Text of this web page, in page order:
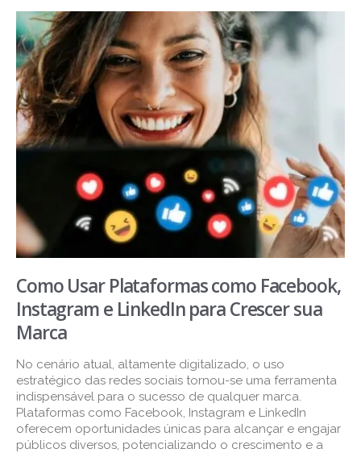
Como Usar Plataformas como Facebook,
Instagram e LinkedIn para Crescer sua
Marca
No cenário atual, altamente digitalizado, o uso
estratégico das redes sociais tornou-se uma ferramenta
indispensável para o sucesso de qualquer marca.
Plataformas como Facebook, Instagram e LinkedIn
oferecem oportunidades únicas para alcançar e engajar
públicos diversos, potencializando o crescimento e a